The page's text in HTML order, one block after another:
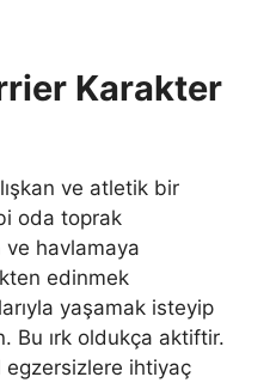
Karakter
ve atletik bir
oda toprak
havlamaya
edinmek
yaşamak isteyip
Bu ırk oldukça aktiftir.
egzersizlere ihtiyaç